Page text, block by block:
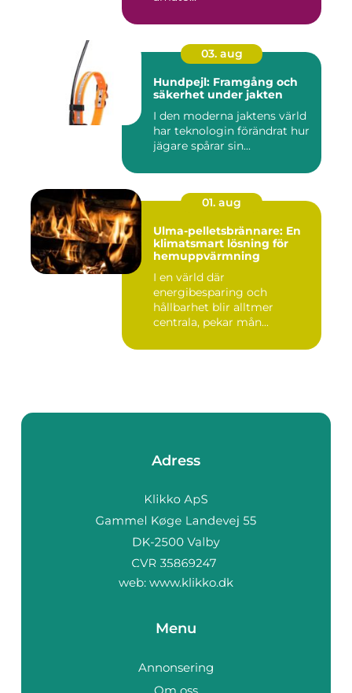
03. aug
Hundpejl: Framgång och
säkerhet under jakten
I den moderna jaktens värld
har teknologin förändrat hur
jägare spårar sin...
01. aug
Ulma-pelletsbrännare: En
klimatsmart lösning för
hemuppvärmning
I en värld där
energibesparing och
hållbarhet blir alltmer
centrala, pekar mån...
Adress
web: www.klikko.dk
Menu
Annonsering